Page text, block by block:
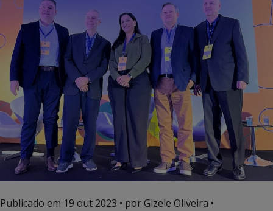
Publicado em 19 out 2023 • por Gizele Oliveira •